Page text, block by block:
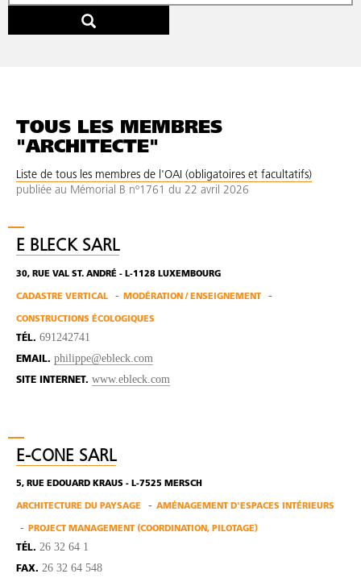
TOUS LES MEMBRES
"ARCHITECTE"
Liste de tous les membres de l'OAI (obligatoires et facultatifs)
publiée au Mémorial B nº1761 du 22 avril 2026
E BLECK SARL
30, RUE VAL ST. ANDRÉ - L-1128 LUXEMBOURG
CADASTRE VERTICAL MODÉRATION / ENSEIGNEMENT
CONSTRUCTIONS ÉCOLOGIQUES
TÉL. 691242741
EMAIL. philippe@ebleck.com
SITE INTERNET. www.ebleck.com
E-CONE SARL
5, RUE EDOUARD KRAUS - L-7525 MERSCH
ARCHITECTURE DU PAYSAGE AMÉNAGEMENT D'ESPACES INTÉRIEURS
PROJECT MANAGEMENT (COORDINATION, PILOTAGE)
TÉL. 26 32 64 1
FAX. 26 32 64 548